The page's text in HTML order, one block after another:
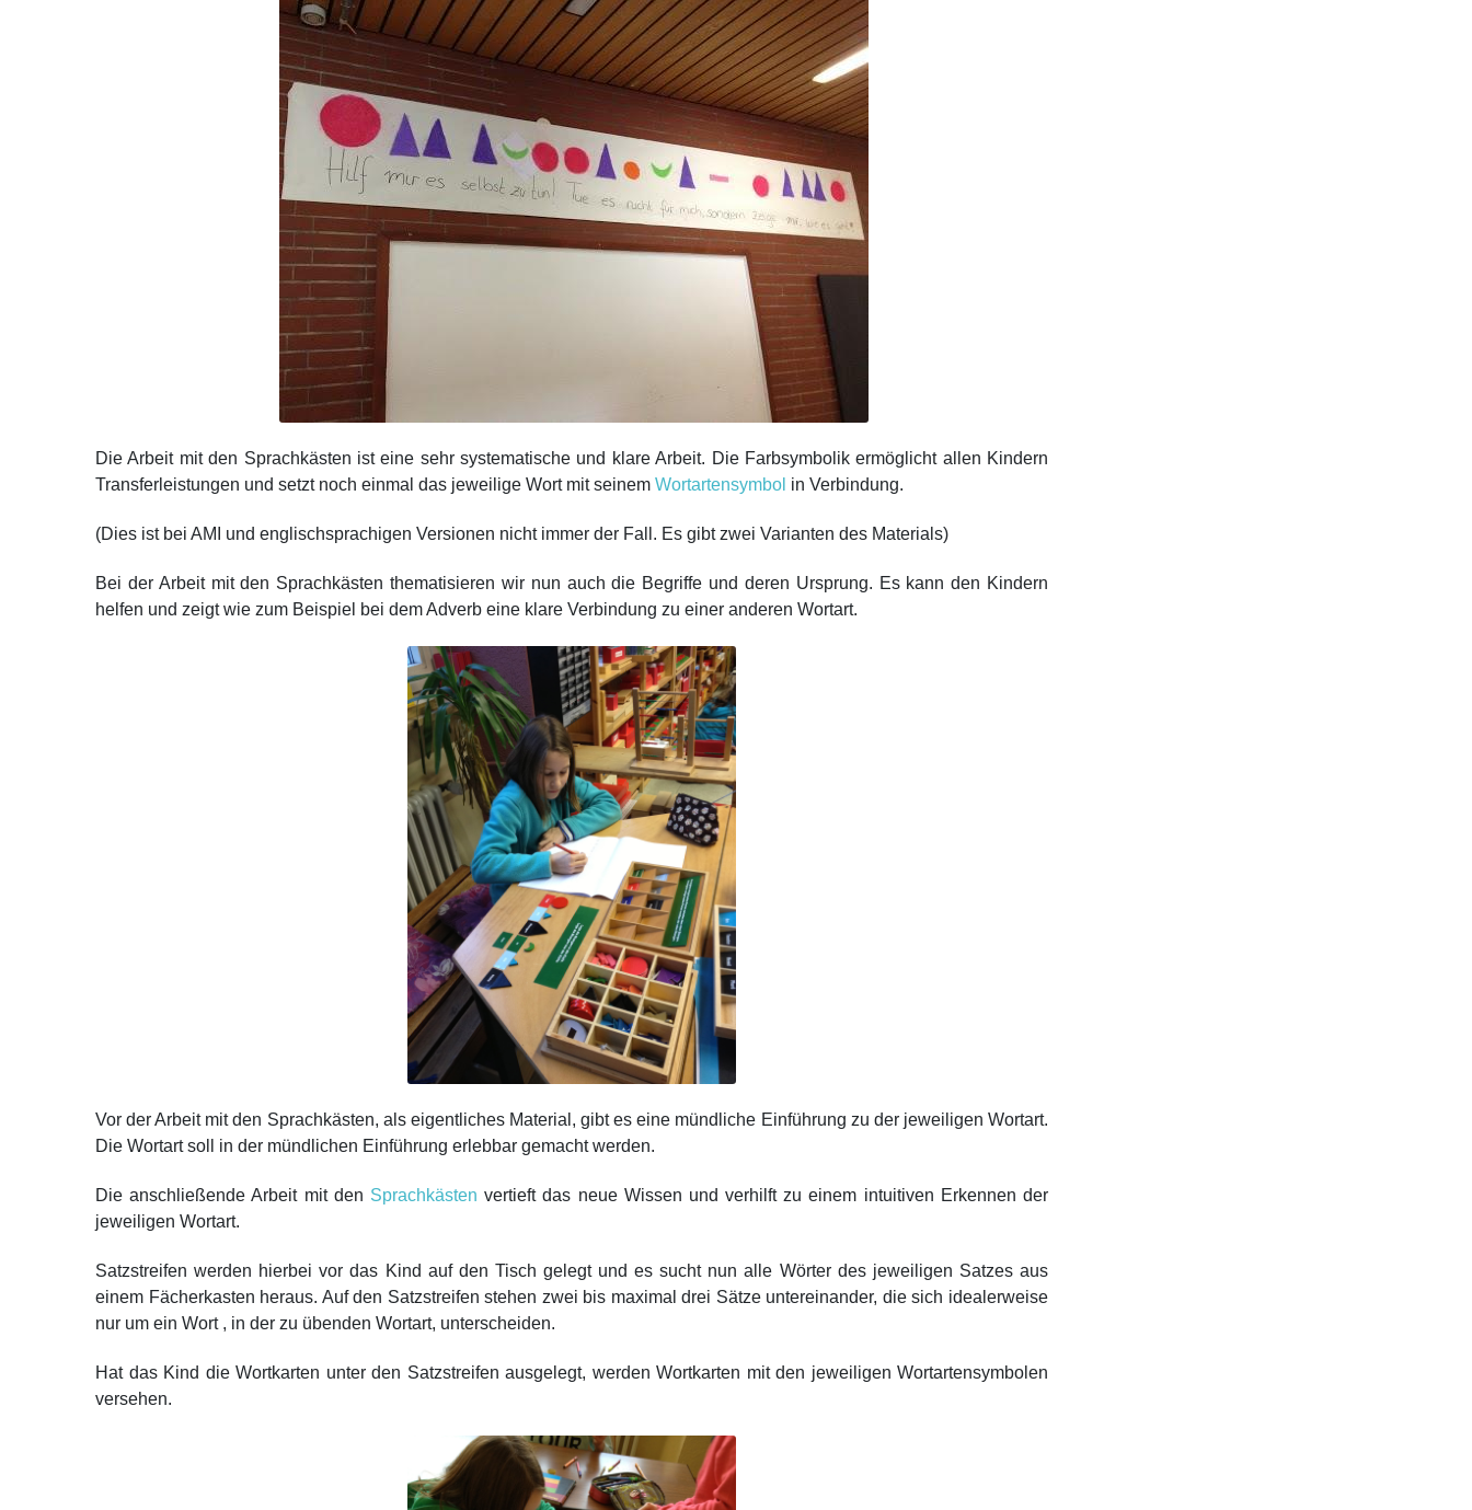
Die Arbeit mit den Sprachkästen ist eine sehr systematische und klare Arbeit. Die Farbsymbolik ermöglicht allen Kindern
Transferleistungen und setzt noch einmal das jeweilige Wort mit seinem Wortartensymbol in Verbindung.
(Dies ist bei AMI und englischsprachigen Versionen nicht immer der Fall. Es gibt zwei Varianten des Materials)
Bei der Arbeit mit den Sprachkästen thematisieren wir nun auch die Begriffe und deren Ursprung. Es kann den Kindern
helfen und zeigt wie zum Beispiel bei dem Adverb eine klare Verbindung zu einer anderen Wortart.
Vor der Arbeit mit den Sprachkästen, als eigentliches Material, gibt es eine mündliche Einführung zu der jeweiligen Wortart.
Die Wortart soll in der mündlichen Einführung erlebbar gemacht werden.
Die anschließende Arbeit mit den Sprachkästen vertieft das neue Wissen und verhilft zu einem intuitiven Erkennen der
jeweiligen Wortart.
Satzstreifen werden hierbei vor das Kind auf den Tisch gelegt und es sucht nun alle Wörter des jeweiligen Satzes aus
einem Fächerkasten heraus. Auf den Satzstreifen stehen zwei bis maximal drei Sätze untereinander, die sich idealerweise
nur um ein Wort , in der zu übenden Wortart, unterscheiden.
Hat das Kind die Wortkarten unter den Satzstreifen ausgelegt, werden Wortkarten mit den jeweiligen Wortartensymbolen
versehen.